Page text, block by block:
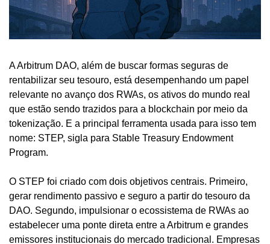
A Arbitrum DAO, além de buscar formas seguras de
rentabilizar seu tesouro, está desempenhando um papel
relevante no avanço dos RWAs, os ativos do mundo real
que estão sendo trazidos para a blockchain por meio da
tokenização. E a principal ferramenta usada para isso tem
nome: STEP, sigla para Stable Treasury Endowment
Program.
O STEP foi criado com dois objetivos centrais. Primeiro,
gerar rendimento passivo e seguro a partir do tesouro da
DAO. Segundo, impulsionar o ecossistema de RWAs ao
estabelecer uma ponte direta entre a Arbitrum e grandes
emissores institucionais do mercado tradicional. Empresas